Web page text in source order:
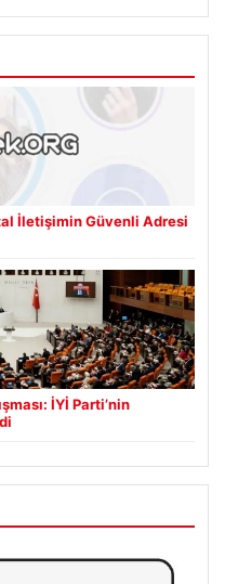
İletişimin Güvenli Adresi
İYİ Parti’nin